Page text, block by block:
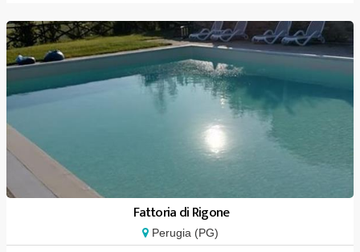
Fattoria di Rigone
Perugia (PG)